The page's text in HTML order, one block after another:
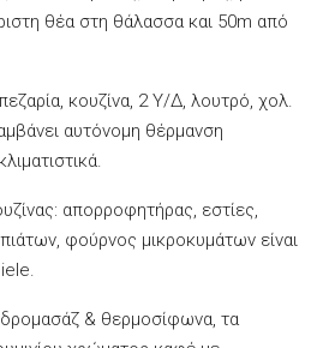
θέα στη θάλασσα και 50m από
κουζίνα, 2 Υ/Δ, λουτρό, χολ.
αυτόνομη θέρμανση
απορροφητήρας, εστίες,
φούρνος μικροκυμάτων είναι
& θερμοσίφωνα, τα